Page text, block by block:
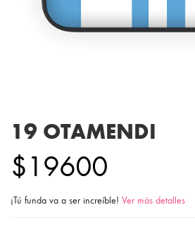
19 OTAMENDI
$19600
¡Tú funda va a ser increíble! Ver más detalles